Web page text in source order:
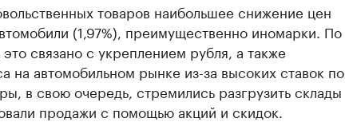
товаров наибольшее снижение цен
(1,97%), преимущественно иномарки. По
связано с укреплением рубля, а также
на автомобильном рынке из-за высоких ставок по
в свою очередь, стремились разгрузить склады
продажи с помощью акций и скидок.